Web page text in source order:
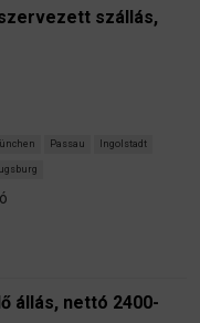
szállás,
Passau Ingolstadt
állás, nettó 2400-